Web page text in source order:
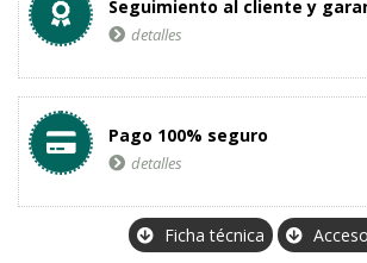
Seguimiento al cliente y
detalles
Pago 100% seguro
detalles
Ficha técnica